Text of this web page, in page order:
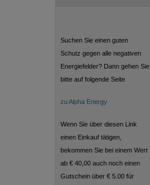
Suchen Sie einen guten
Schutz gegen alle negativen
Energiefelder? Dann gehen Sie
bitte auf folgende Seite
zu Alpha Energy
Wenn Sie über diesen Link
einen Einkauf tätigen,
bekommen Sie bei einem Wert
ab € 40,00 auch noch einen
Gutschein über € 5.00 für